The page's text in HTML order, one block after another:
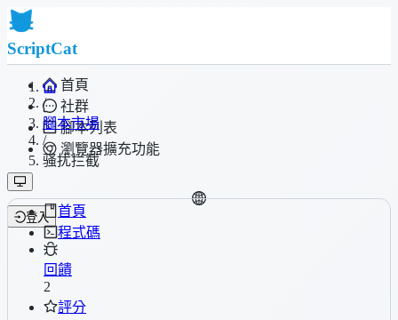
ScriptCat
首頁
社群
腳本列表
瀏覽器擴充功能
登入
/
腳本市場
/
骚扰拦截
首頁
程式碼
回饋
2
評分